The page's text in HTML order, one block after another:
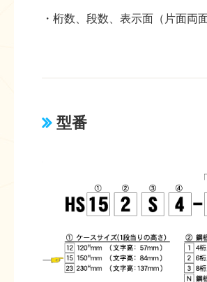
・桁数、段数、表示面（片面両
型番